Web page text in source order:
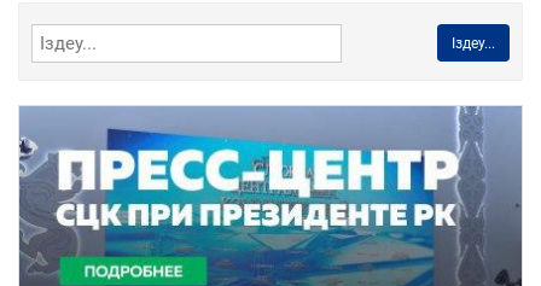
Іздеу...